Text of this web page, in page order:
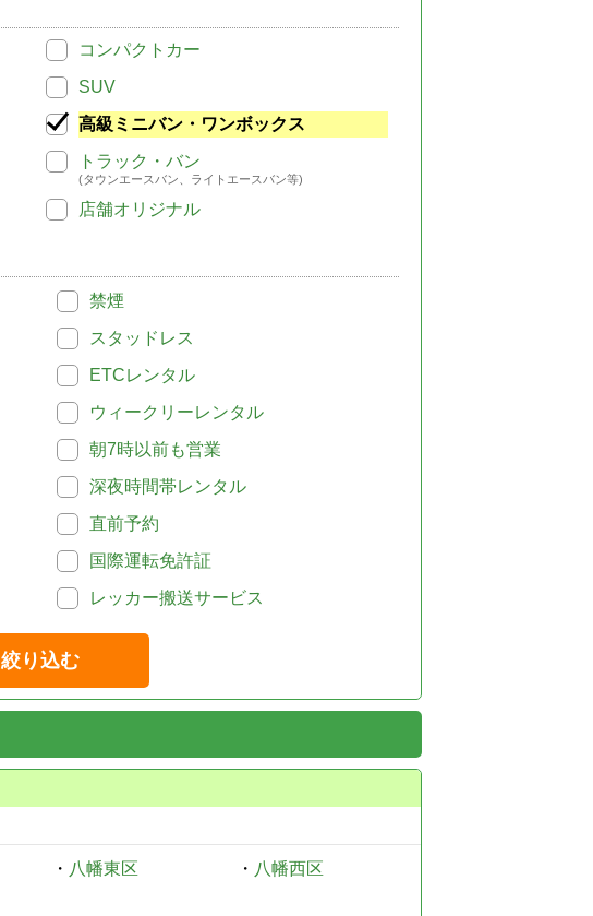
コンパクトカー
SUV
高級ミニバン・ワンボックス
トラック・バン
(タウンエースバン、ライトエースバン等)
店舗オリジナル
禁煙
スタッドレス
ETCレンタル
ウィークリーレンタル
朝7時以前も営業
深夜時間帯レンタル
直前予約
国際運転免許証
レッカー搬送サービス
絞り込む
・ 八幡東区 ・ 八幡西区